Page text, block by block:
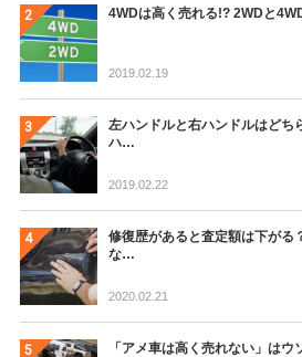
4WDは高く売れる!? 2WDと
2019.02.19
左ハンドルと右ハンドルはどち
ハ…
2019.02.22
修復歴があると査定額は下がる
な…
2020.02.21
「アメ車は高く売れない」は